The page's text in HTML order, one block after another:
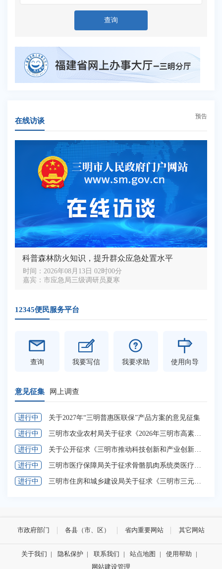
查询
在线访谈
预告
科普森林防火知识，提升群众应急处置水平
时间： 2026年08月13日 02时00分
嘉宾： 市应急局三级调研员夏寒
12345便民服务平台
查询 我要写信 我要求助 使用向导
意见征集 网上调查
进行中 关于2027年“三明普惠医联保”产品方案的意见征集
进行中 三明市农业农村局关于征求《2026年三明市高素质农民培育项目（中央资金）实施方案（征求意见稿）》意见的公告
进行中 关于公开征求《三明市推动科技创新和产业创新深度融合行动计划（2026-2028年，征求意见稿）》 意见建议的公告
进行中 三明市医疗保障局关于征求骨骼肌肉系统类医疗服务价格项目意见建议的通知
进行中 三明市住房和城乡建设局关于征求《三明市三元区城镇老旧危旧房屋自主更新改造工作实施方案（征求意见稿）》意见的通知
市政府部门 各县（市、区） 省内重要网站 其它网站
关于我们 | 隐私保护 | 联系我们 | 站点地图 | 使用帮助
|
网站建设管理